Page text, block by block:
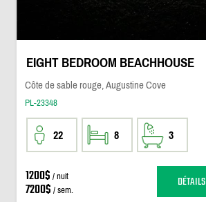
EIGHT BEDROOM BEACHHOUSE
Côte de sable rouge, Augustine Cove
PL-23348
22 8 3
1200$ / nuit
7200$ / sem. DÉTAILS